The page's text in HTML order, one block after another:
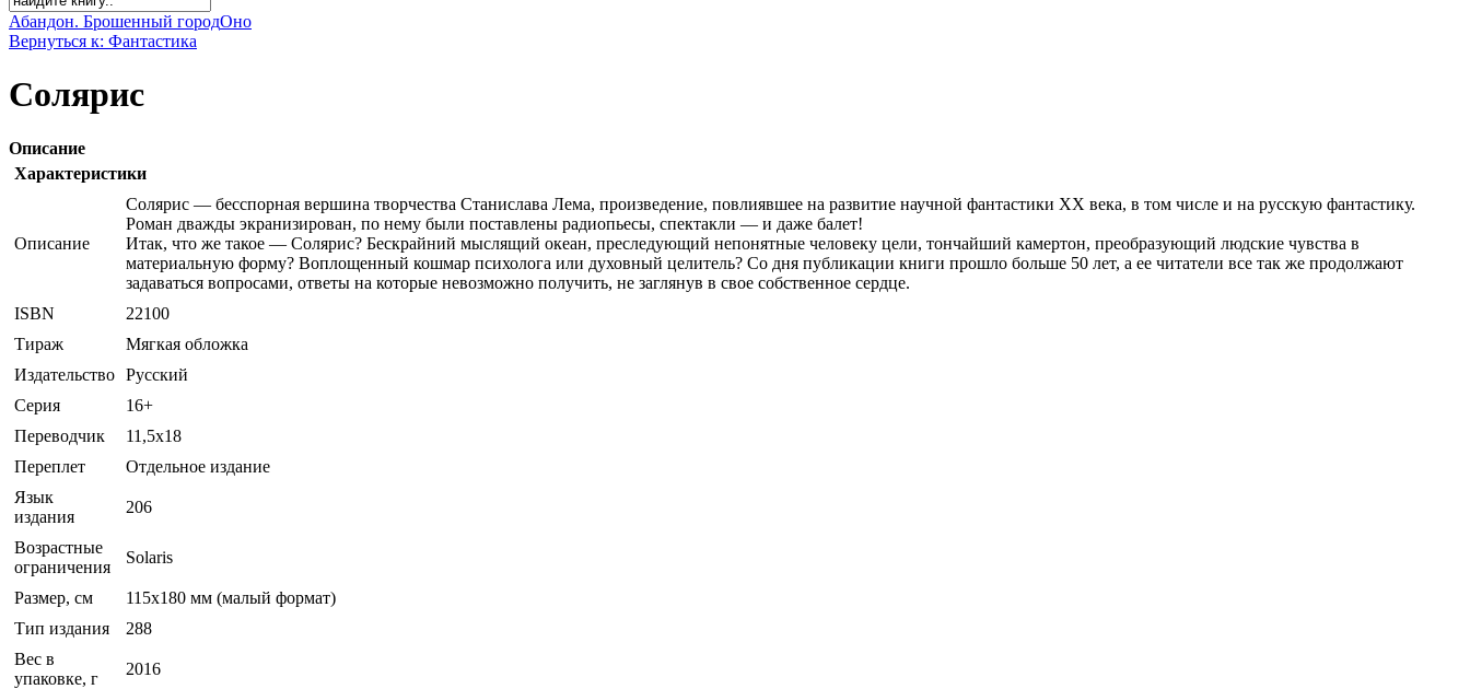
Абандон. Брошенный городОно
Вернуться к: Фантастика
Солярис
Описание
Характеристики
Описание
Солярис — бесспорная вершина творчества Станислава Лема, произведение, повлиявшее на развитие научной фантастики XX века, в том числе и на русскую фантастику.
Роман дважды экранизирован, по нему были поставлены радиопьесы, спектакли — и даже балет!
Итак, что же такое — Солярис? Бескрайний мыслящий океан, преследующий непонятные человеку цели, тончайший камертон, преобразующий людские чувства в
материальную форму? Воплощенный кошмар психолога или духовный целитель? Со дня публикации книги прошло больше 50 лет, а ее читатели все так же продолжают
задаваться вопросами, ответы на которые невозможно получить, не заглянув в свое собственное сердце.
ISBN
22100
Тираж
Мягкая обложка
Издательство Русский
Серия
16+
Переводчик
11,5x18
Переплет
Отдельное издание
Язык
издания
206
Возрастные
ограничения
Solaris
Размер, см
115x180 мм (малый формат)
Тип издания
288
Вес в
упаковке, г
2016